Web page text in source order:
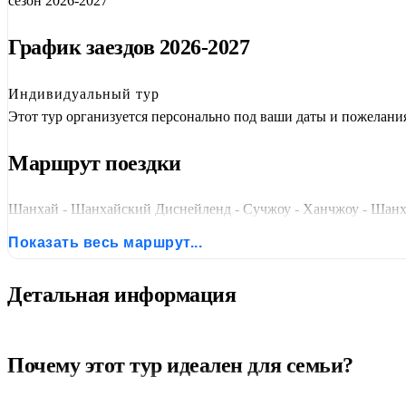
График заездов 2026-2027
Индивидуальный тур
Этот тур организуется персонально под ваши даты и
Маршрут поездки
Шанхай - Шанхайский Диснейленд - Сучжоу - Ханчжоу -
Показать весь маршрут...
Детальная информация
Почему этот тур идеален для семьи?